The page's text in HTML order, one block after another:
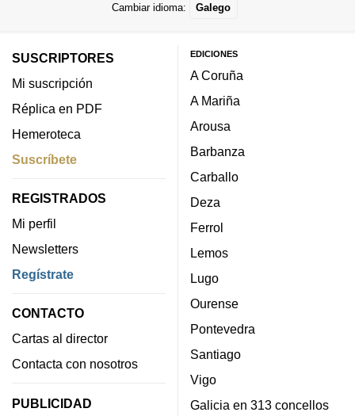
Cambiar idioma: Galego
SUSCRIPTORES
Mi suscripción
Réplica en PDF
Hemeroteca
Suscríbete
REGISTRADOS
Mi perfil
Newsletters
Regístrate
CONTACTO
Cartas al director
Contacta con nosotros
PUBLICIDAD
EDICIONES
A Coruña
A Mariña
Arousa
Barbanza
Carballo
Deza
Ferrol
Lemos
Lugo
Ourense
Pontevedra
Santiago
Vigo
Galicia en 313 concellos